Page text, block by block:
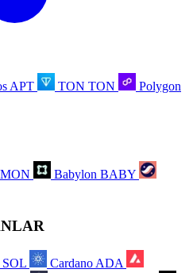
APT TON TON
Polygon
MON Babylon BABY
SOL Cardano ADA